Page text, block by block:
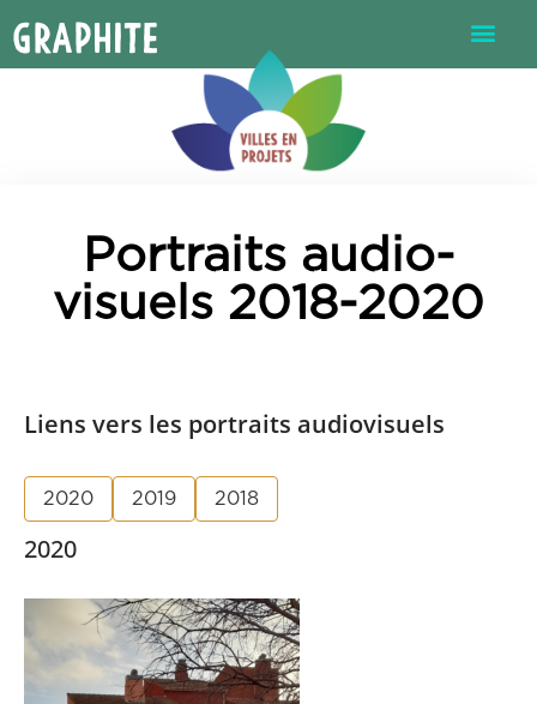
Graphite
Portraits audio-
visuels 2018-2020
Liens vers les portraits audiovisuels
2020 2019 2018
2020